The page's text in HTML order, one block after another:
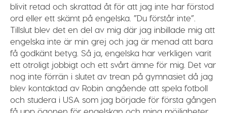
blivit retad och skrattad åt för att jag inte har förstod
ord eller ett skämt på engelska. ”Du förstår inte”.
Tillslut blev det en del av mig där jag inbillade mig att
engelska inte är min grej och jag är menad att bara
få godkänt betyg. Så ja, engelska har verkligen varit
ett otroligt jobbigt och ett svårt ämne för mig. Det var
nog inte förrän i slutet av trean på gymnasiet då jag
blev kontaktad av Robin angående att spela fotboll
och studera i USA som jag började för första gången
få upp ögonen för engelskan och mina möjligheter